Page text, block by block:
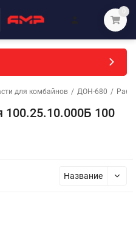
0
для комбайнов / ДОН-680 /
100
Название